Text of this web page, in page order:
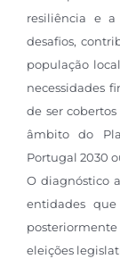
resiliência e
desafios,
população
necessidades
de ser
âmbito do
Portugal 2030
O diagnóstico
entidades
eleições